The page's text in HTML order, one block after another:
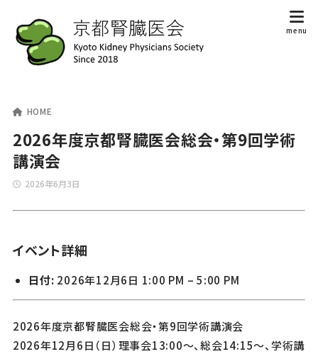
HOME
2026年度京都腎臓医会総会・第9回学術
講演会
2026年6月3日
イベント詳細
日付: 2026年12月6日 1:00 PM –5:00 PM
2026年度京都腎臓医会総会・第9回学術講演会
2026年12月6日（日）理事会13:00～、総会14:15～、学術講